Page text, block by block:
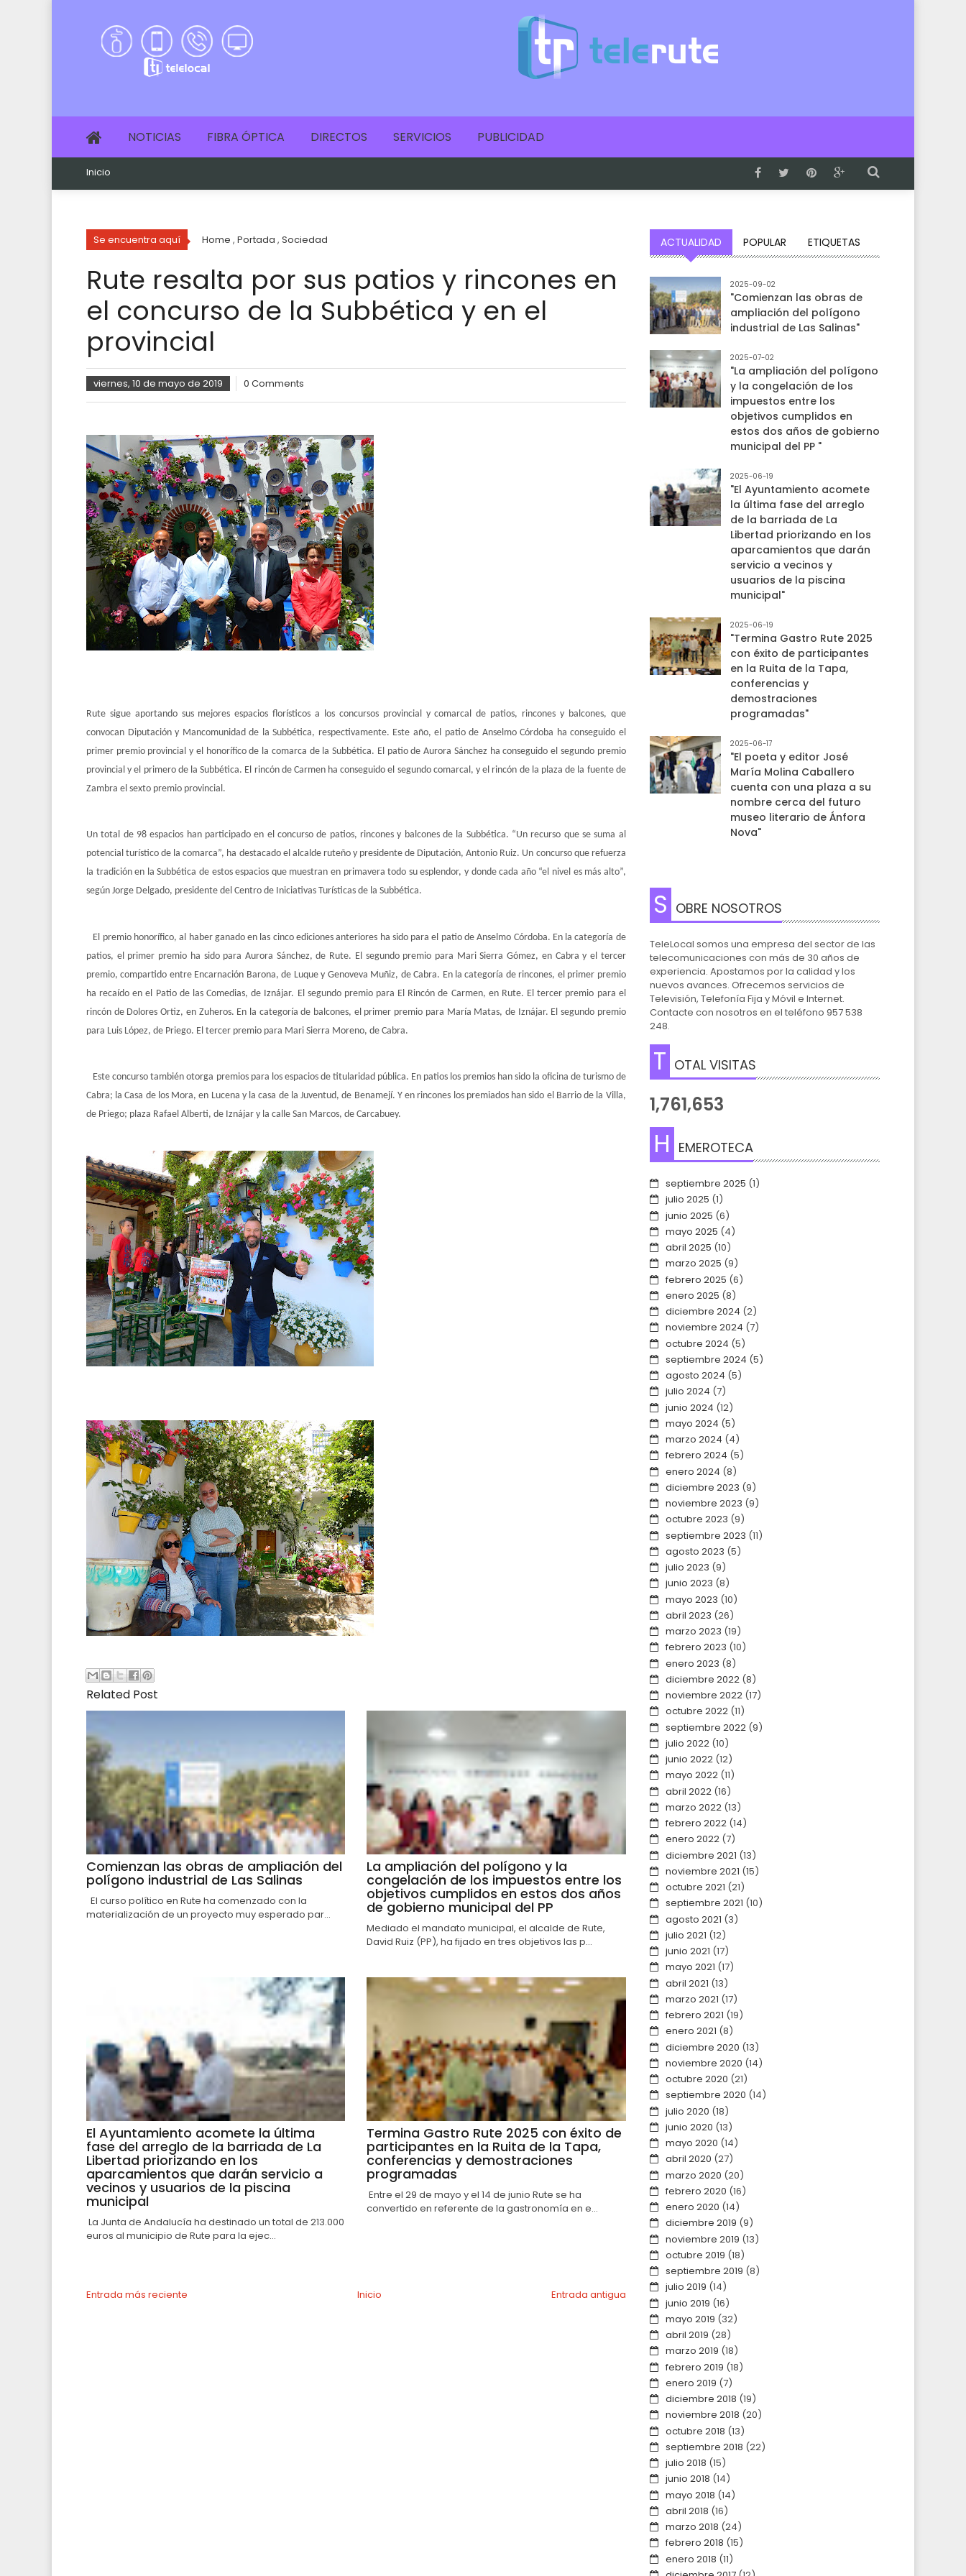
NOTICIAS FIBRA ÓPTICA DIRECTOS SERVICIOS PUBLICIDAD
Inicio
Se encuentra aquí Home , Portada , Sociedad
Rute resalta por sus patios y rincones en
el concurso de la Subbética y en el
provincial
viernes, 10 de mayo de 2019 0 Comments
Rute sigue aportando sus mejores espacios florísticos a los concursos provincial y comarcal de patios, rincones y balcones, que
convocan Diputación y Mancomunidad de la Subbética, respectivamente. Este año, el patio de Anselmo Córdoba ha conseguido el
primer premio provincial y el honorífico de la comarca de la Subbética. El patio de Aurora Sánchez ha conseguido el segundo premio
provincial y el primero de la Subbética. El rincón de Carmen ha conseguido el segundo comarcal, y el rincón de la plaza de la fuente de
Zambra el sexto premio provincial.
Un total de 98 espacios han participado en el concurso de patios, rincones y balcones de la Subbética. “Un recurso que se suma al
potencial turístico de la comarca”, ha destacado el alcalde ruteño y presidente de Diputación, Antonio Ruiz. Un concurso que refuerza
la tradición en la Subbética de estos espacios que muestran en primavera todo su esplendor, y donde cada año “el nivel es más alto”,
según Jorge Delgado, presidente del Centro de Iniciativas Turísticas de la Subbética.
El premio honorífico, al haber ganado en las cinco ediciones anteriores ha sido para el patio de Anselmo Córdoba. En la categoría de
patios, el primer premio ha sido para Aurora Sánchez, de Rute. El segundo premio para Mari Sierra Gómez, en Cabra y el tercer
premio, compartido entre Encarnación Barona, de Luque y Genoveva Muñiz, de Cabra. En la categoría de rincones, el primer premio
ha recaído en el Patio de las Comedias, de Iznájar. El segundo premio para El Rincón de Carmen, en Rute. El tercer premio para el
rincón de Dolores Ortiz, en Zuheros. En la categoría de balcones, el primer premio para María Matas, de Iznájar. El segundo premio
para Luis López, de Priego. El tercer premio para Mari Sierra Moreno, de Cabra.
Este concurso también otorga premios para los espacios de titularidad pública. En patios los premios han sido la oficina de turismo de
Cabra; la Casa de los Mora, en Lucena y la casa de la Juventud, de Benamejí. Y en rincones los premiados han sido el Barrio de la Villa,
de Priego; plaza Rafael Alberti, de Iznájar y la calle San Marcos, de Carcabuey.
Related Post
Comienzan las obras de ampliación del
polígono industrial de Las Salinas
El curso político en Rute ha comenzado con la
materialización de un proyecto muy esperado par...
La ampliación del polígono y la
congelación de los impuestos entre los
objetivos cumplidos en estos dos años
de gobierno municipal del PP
Mediado el mandato municipal, el alcalde de Rute,
David Ruiz (PP), ha fijado en tres objetivos las p...
El Ayuntamiento acomete la última
fase del arreglo de la barriada de La
Libertad priorizando en los
aparcamientos que darán servicio a
vecinos y usuarios de la piscina
municipal
La Junta de Andalucía ha destinado un total de 213.000
euros al municipio de Rute para la ejec...
Termina Gastro Rute 2025 con éxito de
participantes en la Ruita de la Tapa,
conferencias y demostraciones
programadas
Entre el 29 de mayo y el 14 de junio Rute se ha
convertido en referente de la gastronomía en e...
Entrada más reciente Entrada antigua
Inicio
ACTUALIDAD POPULAR ETIQUETAS
2025-09-02
"Comienzan las obras de
ampliación del polígono
industrial de Las Salinas"
2025-07-02
"La ampliación del polígono
y la congelación de los
impuestos entre los
objetivos cumplidos en
estos dos años de gobierno
municipal del PP "
2025-06-19
"El Ayuntamiento acomete
la última fase del arreglo
de la barriada de La
Libertad priorizando en los
aparcamientos que darán
servicio a vecinos y
usuarios de la piscina
municipal"
2025-06-19
"Termina Gastro Rute 2025
con éxito de participantes
en la Ruita de la Tapa,
conferencias y
demostraciones
programadas"
2025-06-17
"El poeta y editor José
María Molina Caballero
cuenta con una plaza a su
nombre cerca del futuro
museo literario de Ánfora
Nova"
S OBRE NOSOTROS
TeleLocal somos una empresa del sector de las
telecomunicaciones con más de 30 años de
experiencia. Apostamos por la calidad y los
nuevos avances. Ofrecemos servicios de
Televisión, Telefonía Fija y Móvil e Internet.
Contacte con nosotros en el teléfono 957 538
248.
T OTAL VISITAS
1,761,653
H EMEROTECA
septiembre 2025 (1)
julio 2025 (1)
junio 2025 (6)
mayo 2025 (4)
abril 2025 (10)
marzo 2025 (9)
febrero 2025 (6)
enero 2025 (8)
diciembre 2024 (2)
noviembre 2024 (7)
octubre 2024 (5)
septiembre 2024 (5)
agosto 2024 (5)
julio 2024 (7)
junio 2024 (12)
mayo 2024 (5)
marzo 2024 (4)
febrero 2024 (5)
enero 2024 (8)
diciembre 2023 (9)
noviembre 2023 (9)
octubre 2023 (9)
septiembre 2023 (11)
agosto 2023 (5)
julio 2023 (9)
junio 2023 (8)
mayo 2023 (10)
abril 2023 (26)
marzo 2023 (19)
febrero 2023 (10)
enero 2023 (8)
diciembre 2022(8)
noviembre 2022(17)
octubre 2022(11)
septiembre 2022(9)
julio 2022(10)
junio 2022(12)
mayo 2022(11)
abril 2022(16)
marzo 2022(13)
febrero 2022(14)
enero 2022(7)
diciembre 2021 (13)
noviembre 2021 (15)
octubre 2021 (21)
septiembre 2021 (10)
agosto 2021 (3)
julio 2021 (12)
junio 2021 (17)
mayo 2021 (17)
abril 2021 (13)
marzo 2021 (17)
febrero 2021 (19)
enero 2021 (8)
diciembre 2020 (13)
noviembre 2020 (14)
octubre 2020 (21)
septiembre 2020 (14)
julio 2020 (18)
junio 2020 (13)
mayo 2020 (14)
abril 2020 (27)
marzo 2020 (20)
febrero 2020 (16)
enero 2020 (14)
diciembre 2019 (9)
noviembre 2019 (13)
octubre 2019 (18)
septiembre 2019 (8)
julio 2019 (14)
junio 2019 (16)
mayo 2019 (32)
abril 2019 (28)
marzo 2019 (18)
febrero 2019 (18)
enero 2019 (7)
diciembre 2018 (19)
noviembre 2018 (20)
octubre 2018 (13)
septiembre 2018 (22)
julio 2018 (15)
junio 2018 (14)
mayo 2018 (14)
abril 2018 (16)
marzo 2018 (24)
febrero 2018 (15)
enero 2018 (11)